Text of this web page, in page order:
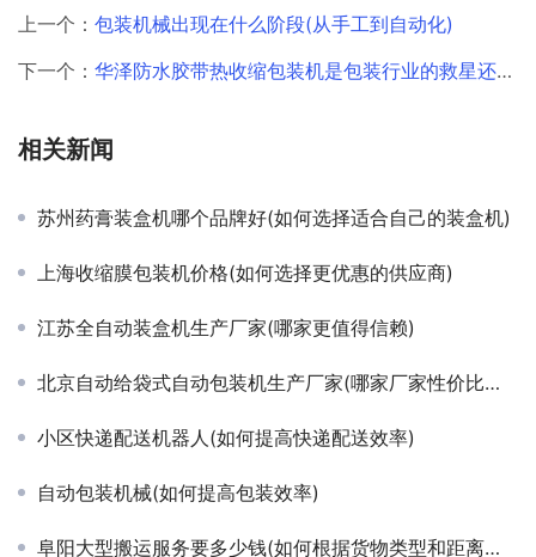
上一个： 包装机械出现在什么阶段(从手工到自动化)
下一个： 华泽防水胶带热收缩包装机是包装行业的救星还是噩梦
相关新闻
苏州药膏装盒机哪个品牌好(如何选择适合自己的装盒机)
上海收缩膜包装机价格(如何选择更优惠的供应商)
江苏全自动装盒机生产厂家(哪家更值得信赖)
北京自动给袋式自动包装机生产厂家(哪家厂家性价比更高)
小区快递配送机器人(如何提高快递配送效率)
自动包装机械(如何提高包装效率)
阜阳大型搬运服务要多少钱(如何根据货物类型和距离确定价格)